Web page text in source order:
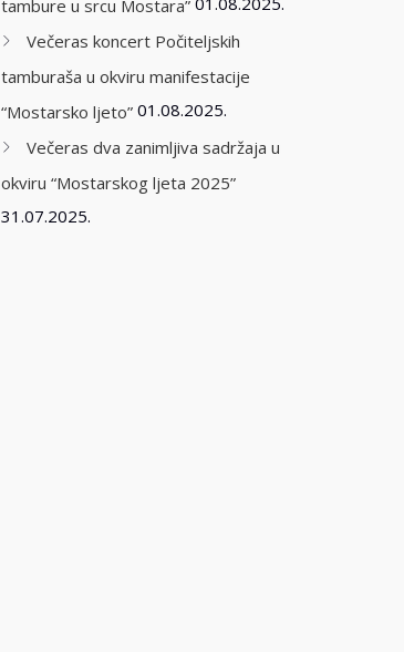
tambure u srcu Mostara”
Večeras koncert Počiteljskih
tamburaša u okviru manifestacije
“Mostarsko ljeto” 01.08.2025.
Večeras dva zanimljiva sadržaja u
okviru “Mostarskog ljeta 2025”
31.07.2025.